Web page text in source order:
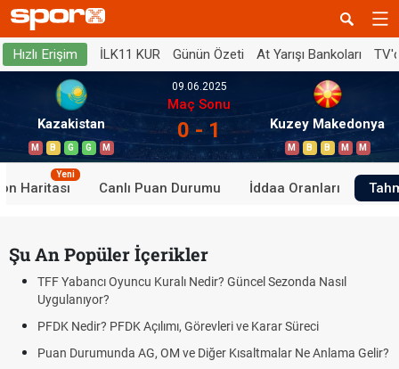
Hızlı Erişim İLK11 KUR Günün Özeti At Yarışı Bankoları
Kazakistan
M B G G M
09.06.2025
Maç Sonu
0 - 1 Kuzey Makedonya
M B B M M
Haritası
Yeni
Canlı Puan Durumu İddaa Oranları
Şu An Popüler İçerikler
TFF Yabancı Oyuncu Kuralı Nedir? Güncel Sezonda Nasıl
Uygulanıyor?
PFDK Nedir? PFDK Açılımı, Görevleri ve Karar Süreci
Puan Durumunda AG, OM ve Diğer Kısaltmalar Ne Anlama Gelir?